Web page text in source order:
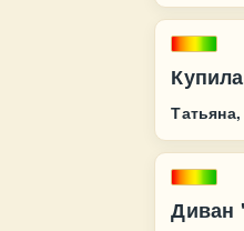
Татьяна,
Диван